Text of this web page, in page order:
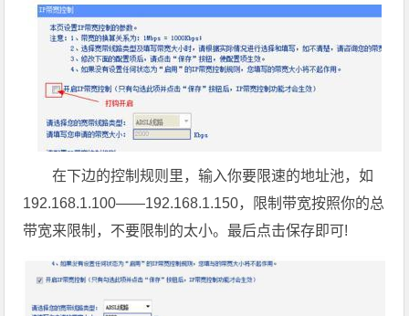
在下边的控制规则里，输入你要限速的地址池，如
192.168.1.100——192.168.1.150，限制带宽按照你的总
带宽来限制，不要限制的太小。最后点击保存即可!